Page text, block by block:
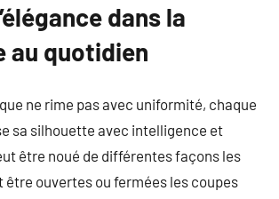
dans la
au quotidien
ne rime pas avec uniformité, chaque
sa silhouette avec intelligence et
être noué de différentes façons les
être ouvertes ou fermées les coupes